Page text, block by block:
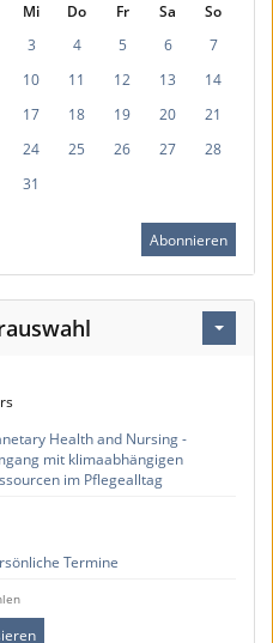
Mi Do Fr Sa
So
3 4 5 6
7
10 11 12 13
14
17 18 19 20
21
24 25 26 27
28
31
Abonnieren
Health and Nursing -
mit klimaabhängigen
im Pflegealltag
Termine